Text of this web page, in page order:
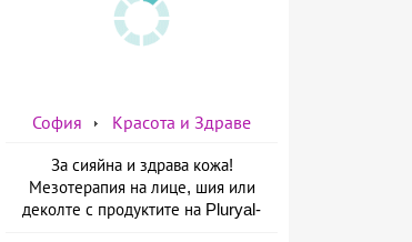
София Красота и Здраве
За сияйна и здрава кожа!
Мезотерапия на лице, шия или
деколте с продуктите на Pluryal-